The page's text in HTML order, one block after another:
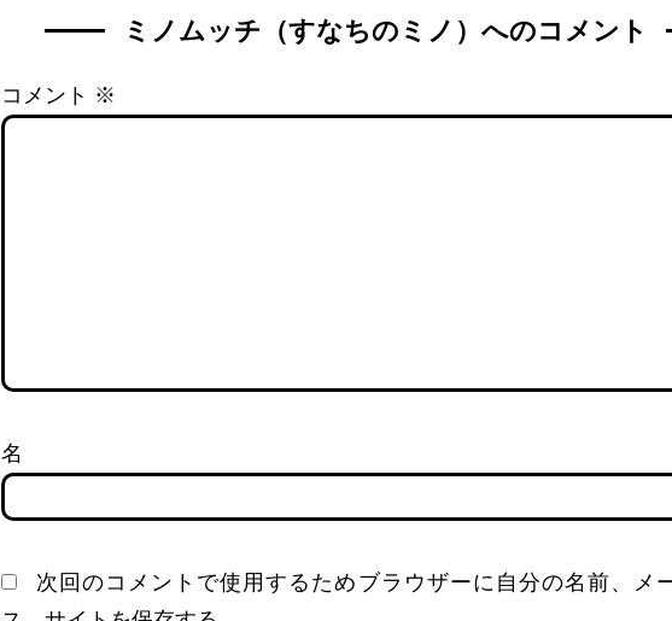
ミノムッチ（すなちのミノ）へのコメント
コメント ※
名
次回のコメントで使用するためブラウザーに自分の名前、メ